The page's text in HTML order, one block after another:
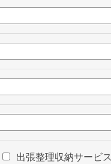
出張整理収納サービス